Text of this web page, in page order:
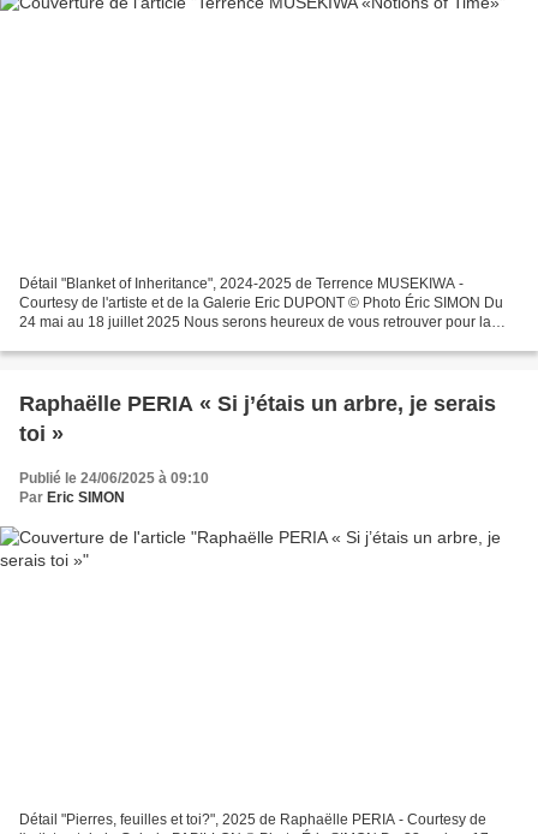
Détail "Blanket of Inheritance", 2024-2025 de Terrence MUSEKIWA -
Courtesy de l'artiste et de la Galerie Eric DUPONT © Photo Éric SIMON Du
24 mai au 18 juillet 2025 Nous serons heureux de vous retrouver pour la
Raphaëlle PERIA « Si j’étais un arbre, je serais
toi »
Publié le 24/06/2025 à 09:10
Par Eric SIMON
Détail "Pierres, feuilles et toi?", 2025 de Raphaëlle PERIA - Courtesy de